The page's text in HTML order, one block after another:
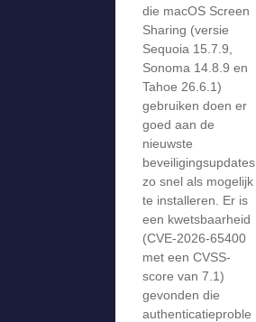
die macOS Screen
Sharing (versie
Sequoia 15.7.9,
Sonoma 14.8.9 en
Tahoe 26.6.1)
gebruiken doen er
goed aan de
nieuwste
beveiligingsupdates
zo snel als mogelijk
te installeren. Er is
een kwetsbaarheid
(CVE-2026-65400
met een CVSS-
score van 7.1)
gevonden die
authenticatieproble